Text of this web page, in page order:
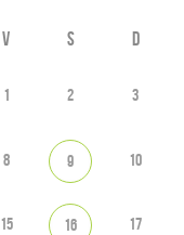
V S D
1 2 3
8 9 10
15 16 17